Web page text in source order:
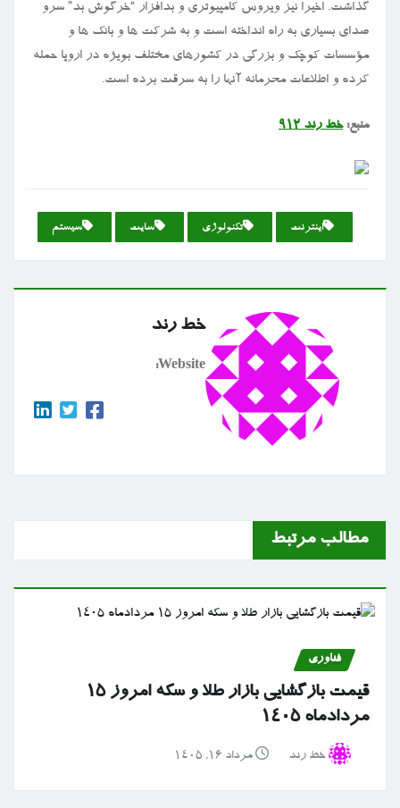
گذاشت. اخیرا نیز ویروس کامپیوتری و بدافزار “خرگوش بد” سرو
صدای بسیاری به راه انداخته است و به شرکت ها و بانک ها و
مؤسسات کوچک و بزرگی در کشورهای مختلف بویژه در اروپا حمله
کرده و اطلاعات محرمانه آنها را به سرقت برده است.
منبع:خط رند ۹۱۲
اینترنت تكنولوژی سایت سیستم
خط رند
Website:
مطالب مرتبط
فناوری
قیمت بازگشایی بازار طلا و سکه امروز ۱۵
مردادماه ۱۴۰۵
خط رند مرداد ۱۶, ۱۴۰۵